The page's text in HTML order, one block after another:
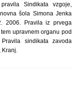
Sindikata vzgoje,
šola Simona Jenka
2006. Pravila iz prvega
upravnem organu pod
sindikata zavoda
Kranj.